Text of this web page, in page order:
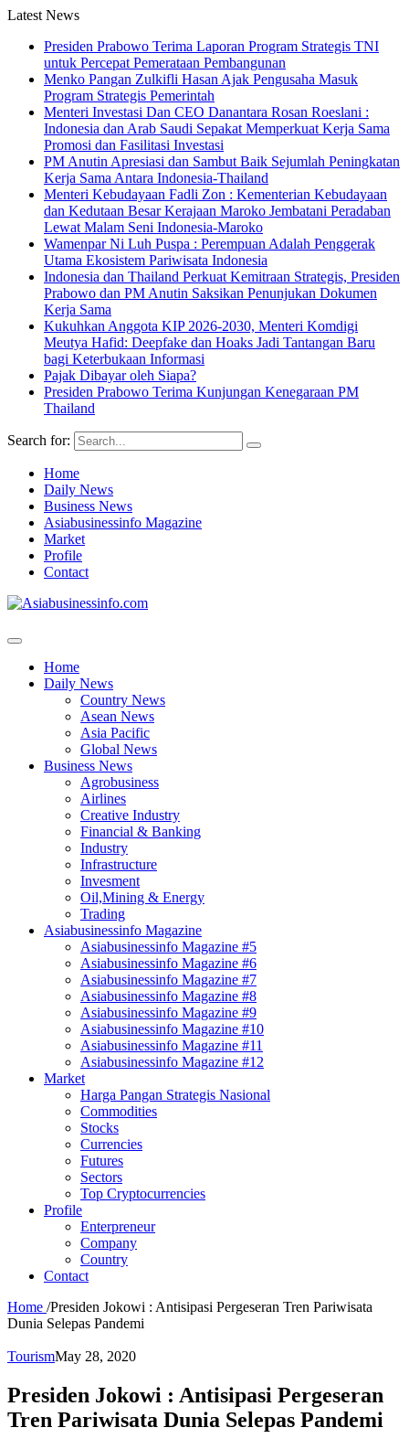
Latest News
Presiden Prabowo Terima Laporan Program Strategis TNI
untuk Percepat Pemerataan Pembangunan
Menko Pangan Zulkifli Hasan Ajak Pengusaha Masuk
Program Strategis Pemerintah
Menteri Investasi Dan CEO Danantara Rosan Roeslani :
Indonesia dan Arab Saudi Sepakat Memperkuat Kerja Sama
Promosi dan Fasilitasi Investasi
PM Anutin Apresiasi dan Sambut Baik Sejumlah Peningkatan
Kerja Sama Antara Indonesia-Thailand
Menteri Kebudayaan Fadli Zon : Kementerian Kebudayaan
dan Kedutaan Besar Kerajaan Maroko Jembatani Peradaban
Lewat Malam Seni Indonesia-Maroko
Wamenpar Ni Luh Puspa : Perempuan Adalah Penggerak
Utama Ekosistem Pariwisata Indonesia
Indonesia dan Thailand Perkuat Kemitraan Strategis, Presiden
Prabowo dan PM Anutin Saksikan Penunjukan Dokumen
Kerja Sama
Kukuhkan Anggota KIP 2026-2030, Menteri Komdigi
Meutya Hafid: Deepfake dan Hoaks Jadi Tantangan Baru
bagi Keterbukaan Informasi
Pajak Dibayar oleh Siapa?
Presiden Prabowo Terima Kunjungan Kenegaraan PM
Thailand
Search for:
Home
Daily News
Business News
Asiabusinessinfo Magazine
Market
Profile
Contact
Home
Daily News
Country News
Asean News
Asia Pacific
Global News
Business News
Agrobusiness
Airlines
Creative Industry
Financial & Banking
Industry
Infrastructure
Invesment
Oil,Mining & Energy
Trading
Asiabusinessinfo Magazine
Asiabusinessinfo Magazine #5
Asiabusinessinfo Magazine #6
Asiabusinessinfo Magazine #7
Asiabusinessinfo Magazine #8
Asiabusinessinfo Magazine #9
Asiabusinessinfo Magazine #10
Asiabusinessinfo Magazine #11
Asiabusinessinfo Magazine #12
Market
Harga Pangan Strategis Nasional
Commodities
Stocks
Currencies
Futures
Sectors
Top Cryptocurrencies
Profile
Enterpreneur
Company
Country
Contact
Home /Presiden Jokowi : Antisipasi Pergeseran Tren Pariwisata
Dunia Selepas Pandemi
TourismMay 28, 2020
Presiden Jokowi : Antisipasi Pergeseran
Tren Pariwisata Dunia Selepas Pandemi